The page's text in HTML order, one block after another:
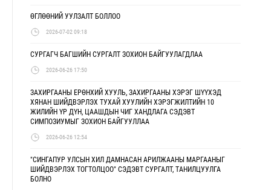
ӨГЛӨӨНИЙ УУЛЗАЛТ БОЛЛОО
2026-07-02 09:18
СУРГАГЧ БАГШИЙН СУРГАЛТ ЗОХИОН БАЙГУУЛАГДЛАА
2026-06-26 17:50
ЗАХИРГААНЫ ЕРӨНХИЙ ХУУЛЬ, ЗАХИРГААНЫ ХЭРЭГ ШҮҮХЭД
ХЯНАН ШИЙДВЭРЛЭХ ТУХАЙ ХУУЛИЙН ХЭРЭГЖИЛТИЙН 10
ЖИЛИЙН ҮР ДҮН, ЦААШДЫН ЧИГ ХАНДЛАГА СЭДЭВТ
СИМПОЗИУМЫГ ЗОХИОН БАЙГУУЛЛАА
2026-06-26 12:54
"СИНГАПУР УЛСЫН ХИЛ ДАМНАСАН АРИЛЖААНЫ МАРГААНЫГ
ШИЙДВЭРЛЭХ ТОГТОЛЦОО" СЭДЭВТ СУРГАЛТ, ТАНИЛЦУУЛГА
БОЛНО